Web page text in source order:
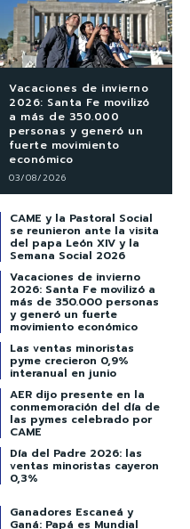
Vacaciones de invierno
2026: Santa Fe movilizó
a más de 350.000
personas y generó un
fuerte movimiento
económico
03/08/2026
CAME y la Pastoral Social
se reunieron ante la visita
del papa León XIV y la
Semana Social 2026
Vacaciones de invierno
2026: Santa Fe movilizó a
más de 350.000 personas
y generó un fuerte
movimiento económico
Las ventas minoristas
pyme crecieron 0,9%
interanual en junio
AER dijo presente en la
conmemoración del día de
las pymes celebrado por
CAME
Día del Padre 2026: las
ventas minoristas cayeron
0,3%
Ganadores Escaneá y
Ganá: Papá es Mundial